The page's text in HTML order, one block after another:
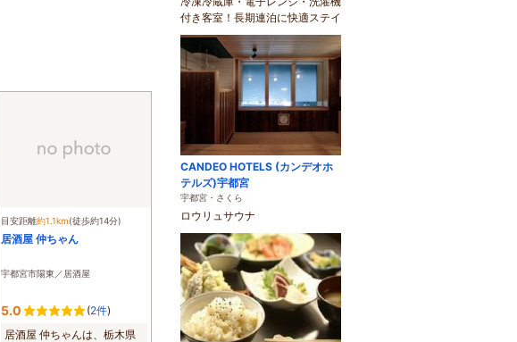
目安距離約1.1km(徒歩約14分)
居酒屋 仲ちゃん
宇都宮市陽東／居酒屋
5.0 (2件)
居酒屋 仲ちゃんは、栃木県
付き客室！長期連泊に快適ステイ
CANDEO HOTELS (カンデオホ
テルズ)宇都宮
宇都宮・さくら
ロウリュサウナ